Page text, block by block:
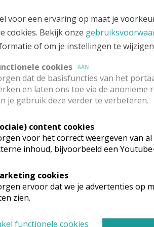
wat je zocht? Hier vind je links naar
voor een ervaring op maat je
cookies. Bekijk onze
of om je instellingen te
cookies
AAN
dat de basisfuncties van het
en laten ons toe via de anonieme
je gebruik deze verder te verbeteren.
content cookies
voor het correct weergeven van
inhoud, bijvoorbeeld een
cookies
ervoor dat we je advertenties op
zien.
functionele cookies